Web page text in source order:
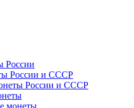
России
России и СССР
России и СССР
монеты